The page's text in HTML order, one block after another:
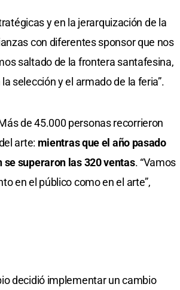
y en la jerarquización de la
con diferentes sponsor que nos
saltado de la frontera santafesina,
selección y el armado de la feria”.
de 45.000 personas recorrieron
arte: mientras que el año pasado
superaron las 320 ventas. “Vamos
en el público como en el arte”,
decidió implementar un cambio